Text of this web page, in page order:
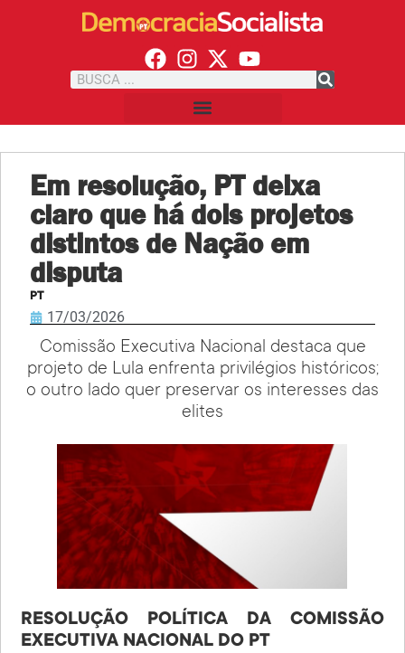
Em resolução, PT deixa
claro que há dois projetos
distintos de Nação em
disputa
PT
17/03/2026
Comissão Executiva Nacional destaca que
projeto de Lula enfrenta privilégios históricos;
o outro lado quer preservar os interesses das
elites
RESOLUÇÃO POLÍTICA DA COMISSÃO
EXECUTIVA NACIONAL DO PT